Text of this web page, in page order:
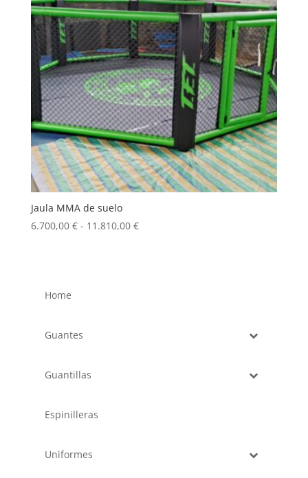
Jaula MMA de suelo
6.700,00 € - 11.810,00 €Rango
Home
Guantes
Guantillas
Espinilleras
Uniformes